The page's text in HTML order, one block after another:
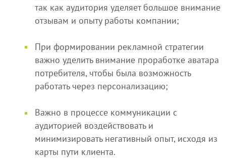
так как аудитория уделяет большое внимание
отзывам и опыту работы компании;
При формировании рекламной стратегии
важно уделить внимание проработке аватара
потребителя, чтобы была возможность
работать через персонализацию;
Важно в процессе коммуникации с
аудиторией воздействовать и
минимизировать негативный опыт, исходя из
карты пути клиента.